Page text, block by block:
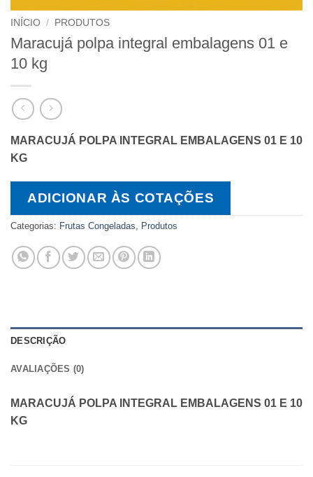
INÍCIO / PRODUTOS
Maracujá polpa integral embalagens 01 e
10 kg
MARACUJÁ POLPA INTEGRAL EMBALAGENS 01 E 10
KG
ADICIONAR ÀS COTAÇÕES
Categorias: Frutas Congeladas Produtos
DESCRIÇÃO
AVALIAÇÕES (0)
MARACUJÁ POLPA INTEGRAL EMBALAGENS 01 E 10
KG